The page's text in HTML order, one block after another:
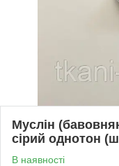
Муслін
сірий однотон
В наявності